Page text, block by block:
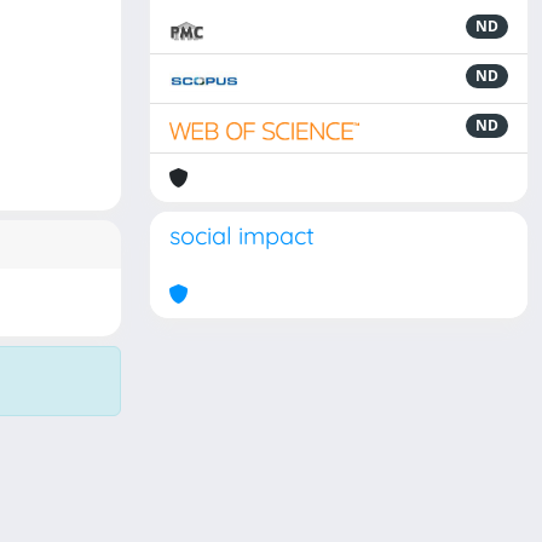
ND
ND
ND
social impact